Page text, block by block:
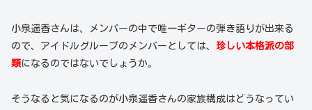
小泉遥香さんは、メンバーの中で唯一ギターの弾き語りが出来る
ので、アイドルグループのメンバーとしては、 珍しい本格派の部
類になるのではないでしょうか。
そうなると気になるのが小泉遥香さんの家族構成はどうなってい